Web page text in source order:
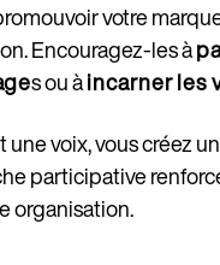
votre
Encouragez-les à
s ou àincarner les
voix, vous créez
participative
organisation.